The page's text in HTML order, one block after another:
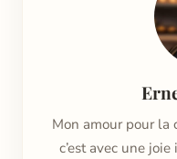
Mon amour pour la
c’est avec une